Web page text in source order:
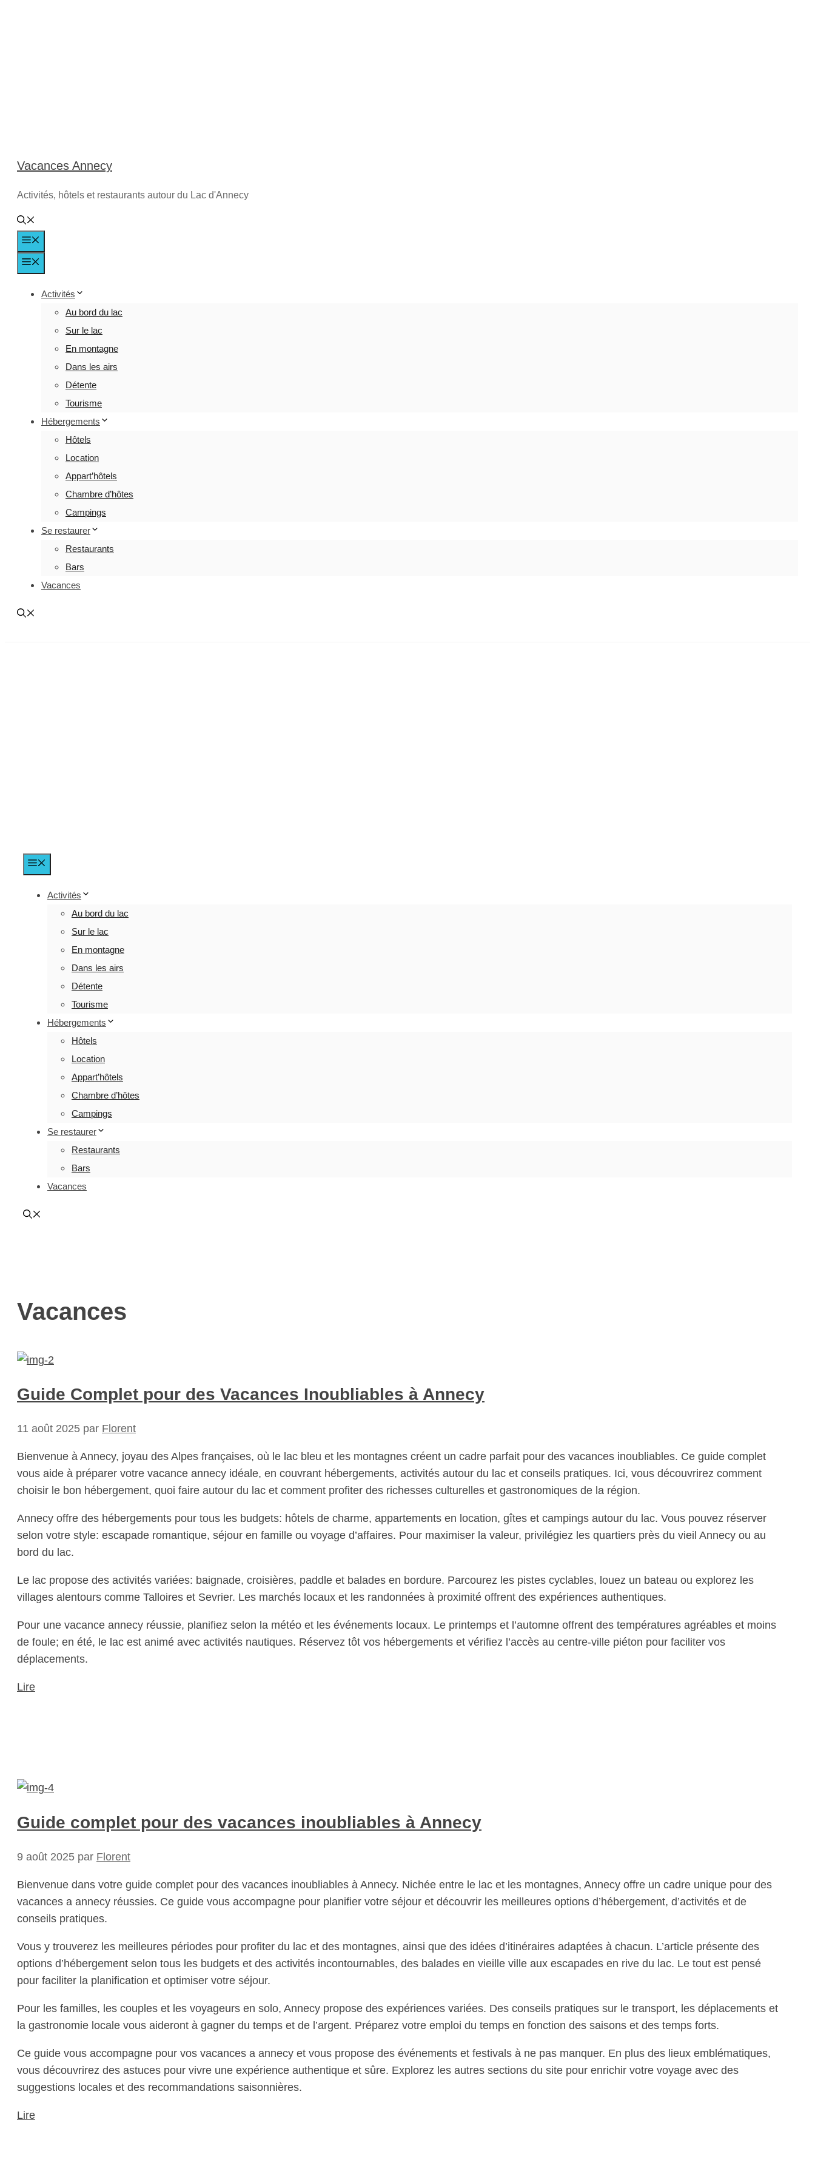
Vacances Annecy
Activités, hôtels et restaurants autour du Lac d'Annecy
Activités
Au bord du lac
Sur le lac
En montagne
Dans les airs
Détente
Tourisme
Hébergements
Hôtels
Location
Appart’hôtels
Chambre d’hôtes
Campings
Se restaurer
Restaurants
Bars
Vacances
Activités
Au bord du lac
Sur le lac
En montagne
Dans les airs
Détente
Tourisme
Hébergements
Hôtels
Location
Appart’hôtels
Chambre d’hôtes
Campings
Se restaurer
Restaurants
Bars
Vacances
Vacances
Guide Complet pour des Vacances Inoubliables à Annecy
11 août 2025 par Florent
Bienvenue à Annecy, joyau des Alpes françaises, où le lac bleu et les montagnes créent un cadre parfait pour des vacances inoubliables. Ce guide complet
vous aide à préparer votre vacance annecy idéale, en couvrant hébergements, activités autour du lac et conseils pratiques. Ici, vous découvrirez comment
choisir le bon hébergement, quoi faire autour du lac et comment profiter des richesses culturelles et gastronomiques de la région.
Annecy offre des hébergements pour tous les budgets: hôtels de charme, appartements en location, gîtes et campings autour du lac. Vous pouvez réserver
selon votre style: escapade romantique, séjour en famille ou voyage d’affaires. Pour maximiser la valeur, privilégiez les quartiers près du vieil Annecy ou au
bord du lac.
Le lac propose des activités variées: baignade, croisières, paddle et balades en bordure. Parcourez les pistes cyclables, louez un bateau ou explorez les
villages alentours comme Talloires et Sevrier. Les marchés locaux et les randonnées à proximité offrent des expériences authentiques.
Pour une vacance annecy réussie, planifiez selon la météo et les événements locaux. Le printemps et l’automne offrent des températures agréables et moins
de foule; en été, le lac est animé avec activités nautiques. Réservez tôt vos hébergements et vérifiez l’accès au centre-ville piéton pour faciliter vos
déplacements.
Lire
Guide complet pour des vacances inoubliables à Annecy
9 août 2025 par Florent
Bienvenue dans votre guide complet pour des vacances inoubliables à Annecy. Nichée entre le lac et les montagnes, Annecy offre un cadre unique pour des
vacances a annecy réussies. Ce guide vous accompagne pour planifier votre séjour et découvrir les meilleures options d’hébergement, d’activités et de
conseils pratiques.
Vous y trouverez les meilleures périodes pour profiter du lac et des montagnes, ainsi que des idées d’itinéraires adaptées à chacun. L’article présente des
options d’hébergement selon tous les budgets et des activités incontournables, des balades en vieille ville aux escapades en rive du lac. Le tout est pensé
pour faciliter la planification et optimiser votre séjour.
Pour les familles, les couples et les voyageurs en solo, Annecy propose des expériences variées. Des conseils pratiques sur le transport, les déplacements et
la gastronomie locale vous aideront à gagner du temps et de l’argent. Préparez votre emploi du temps en fonction des saisons et des temps forts.
Ce guide vous accompagne pour vos vacances a annecy et vous propose des événements et festivals à ne pas manquer. En plus des lieux emblématiques,
vous découvrirez des astuces pour vivre une expérience authentique et sûre. Explorez les autres sections du site pour enrichir votre voyage avec des
suggestions locales et des recommandations saisonnières.
Lire